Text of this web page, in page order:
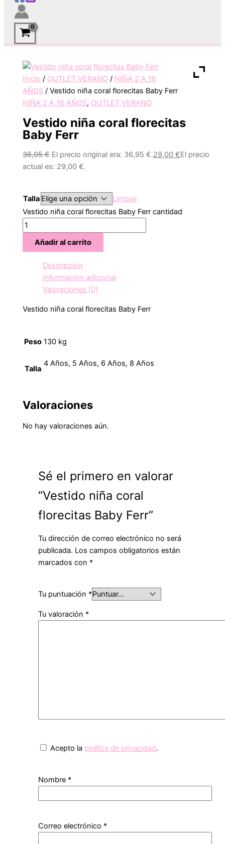
Inicio / OUTLET VERANO / NIÑA 2 A 16
AÑOS / Vestido niña coral florecitas Baby Ferr
NIÑA 2 A 16 AÑOS, OUTLET VERANO
Vestido niña coral florecitas
Baby Ferr
36,95€ El precio original era: 36,95 €.29,00€El precio
actual es: 29,00 €.
Talla
Limpiar
Vestido niña coral florecitas Baby Ferr cantidad
Añadir al carrito
Descripción
Información adicional
Valoraciones (0)
Vestido niña coral florecitas Baby Ferr
Peso 130 kg
Talla
4 Años, 5 Años, 6 Años, 8 Años
Valoraciones
No hay valoraciones aún.
Sé el primero en valorar
“Vestido niña coral
florecitas Baby Ferr”
Tu dirección de correo electrónico no será
publicada. Los campos obligatorios están
marcados con *
Tu puntuación *
Tu valoración *
Acepto la política de privacidad.
Nombre *
Correo electrónico *